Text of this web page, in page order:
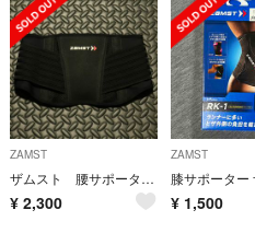
ZAMST
ザムスト 腰サポーター ZW-5 Sサイズ 383501
¥ 2,300
ZAMST
¥ 1,500